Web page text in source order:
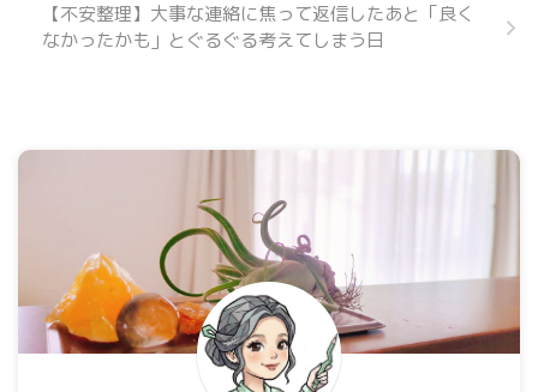
【不安整理】大事な連絡に焦って返信したあと「良く
なかったかも」とぐるぐる考えてしまう日